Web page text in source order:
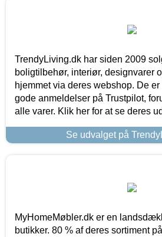
TrendyLiving.dk har siden 2009
boligtilbehør, interiør, designvarer
hjemmet via deres webshop. De
gode anmeldelser på Trustpilot,
alle varer. Klik her for at se deres
Se udvalget på
MyHomeMøbler.dk er en
butikker. 80 % af deres sortiment